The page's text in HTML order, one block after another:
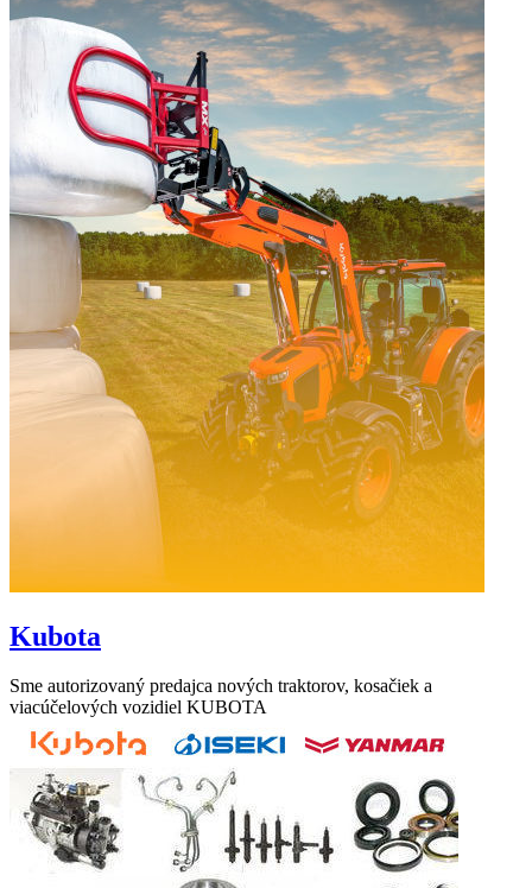
Kubota
Sme autorizovaný predajca nových traktorov, kosačiek a
viacúčelových vozidiel KUBOTA